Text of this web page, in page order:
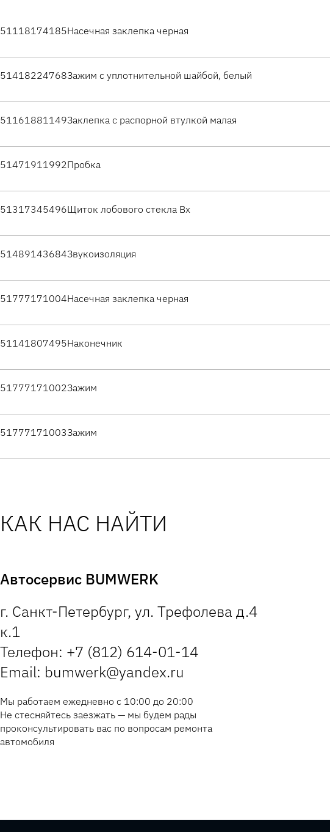
51118174185Насечная заклепка черная
51418224768Зажим с уплотнительной шайбой, белый
51161881149Заклепка с распорной втулкой малая
51471911992Пробка
51317345496Щиток лобового стекла Вх
51489143684Звукоизоляция
51777171004Насечная заклепка черная
51141807495Наконечник
51777171002Зажим
51777171003Зажим
КАК НАС НАЙТИ
Автосервис BUMWERK
г. Санкт-Петербург, ул. Трефолева д.4
к.1
Телефон: +7 (812) 614-01-14
Email: bumwerk@yandex.ru
Мы работаем ежедневно с 10:00 до 20:00
Не стесняйтесь заезжать — мы будем рады
проконсультировать вас по вопросам ремонта
автомобиля